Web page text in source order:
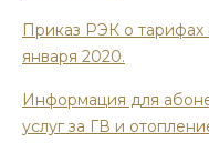
Приказ РЭК о тарифах
января 2020.
Информация для
услуг за ГВ и